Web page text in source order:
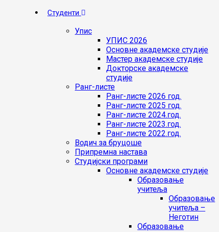
Студенти
Упис
УПИС 2026
Основне академске студије
Мастер академске студије
Докторске академске
студије
Ранг-листе
Ранг-листе 2026 год.
Ранг-листе 2025 год.
Ранг-листе 2024.год.
Ранг-листе 2023.год.
Ранг-листе 2022.год.
Водич за бруцоше
Припремна настава
Студијски програми
Основне академске студије
Образовање
учитеља
Образовање
учитеља –
Неготин
Образовање